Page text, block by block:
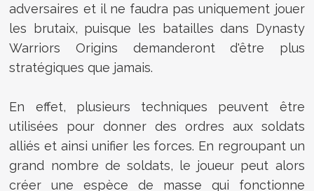
adversaires et il ne faudra pas uniquement jouer
les brutaix, puisque les batailles dans Dynasty
Warriors Origins demanderont d'être plus
stratégiques que jamais.
En effet, plusieurs techniques peuvent être
utilisées pour donner des ordres aux soldats
alliés et ainsi unifier les forces. En regroupant un
grand nombre de soldats, le joueur peut alors
créer une espèce de masse qui fonctionne